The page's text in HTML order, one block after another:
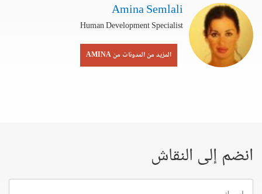
Amina Semlali
Human Development Specialist
المزيد من المدونات من AMINA
انضم إلى النقاش
إسمك